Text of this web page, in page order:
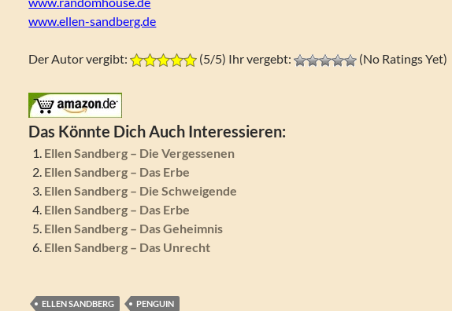
www.ellen-sandberg.de
Der Autor vergibt: (5/5) Ihr vergebt: (No Ratings Yet)
Das Könnte Dich Auch Interessieren:
Ellen Sandberg – Die Vergessenen
Ellen Sandberg – Das Erbe
Ellen Sandberg – Die Schweigende
Ellen Sandberg – Das Erbe
Ellen Sandberg – Das Geheimnis
Ellen Sandberg – Das Unrecht
ELLEN SANDBERG PENGUIN